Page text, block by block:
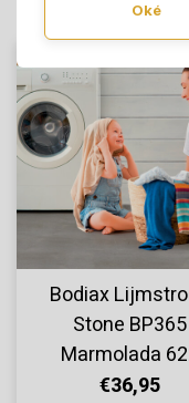
Oké
Bodiax
Stone BP365
Marmolada
€36,95